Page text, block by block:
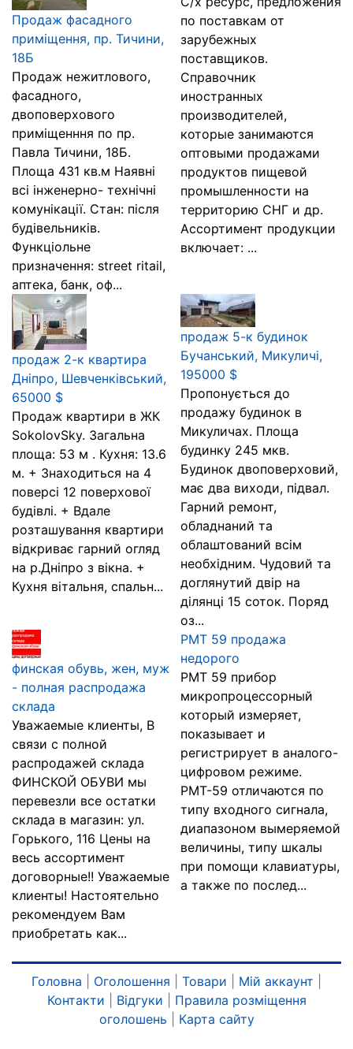
Продаж фасадного
приміщення, пр. Тичини,
18Б
Продаж нежитлового,
фасадного,
двоповерхового
приміщенння по пр.
Павла Тичини, 18Б.
Площа 431 кв.м Наявні
всі інженерно- технічні
комунікації. Стан: після
будівельників.
Функціольне
призначення: street ritail,
аптека, банк, оф...
по поставкам от
зарубежных
поставщиков.
Справочник
иностранных
производителей,
которые занимаются
оптовыми продажами
продуктов пищевой
промышленности на
территорию СНГ и др.
Ассортимент продукции
включает: ...
продаж 2-к квартира
Дніпро, Шевченківський,
65000 $
Продаж квартири в ЖК
SokolovSky. Загальна
площа: 53 м . Кухня: 13.6
м. + Знаходиться на 4
поверсі 12 поверхової
будівлі. + Вдале
розташування квартири
відкриває гарний огляд
на р.Дніпро з вікна. +
Кухня вітальня, спальн...
продаж 5-к будинок
Бучанський, Микуличі,
195000 $
Пропонується до
продажу будинок в
Микуличах. Площа
будинку 245 мкв.
Будинок двоповерховий,
має два виходи, підвал.
Гарний ремонт,
обладнаний та
облаштований всім
необхідним. Чудовий та
доглянутий двір на
ділянці 15 соток. Поряд
оз...
финская обувь, жен, муж
- полная распродажа
склада
Уважаемые клиенты, В
связи с полной
распродажей склада
ФИНСКОЙ OБУВИ мы
пeрeвезли все остатки
склада в магазин: ул.
Горького, 116 Цены на
весь ассортимент
договорные!! Уважаемые
клиенты! Настоятельно
рекомендуем Вам
приобретать как...
РМТ 59 продажа
недорого
РМТ 59 прибор
микропроцессорный
который измеряет,
показывает и
регистрирует в аналого-
цифровом режиме.
РМТ-59 отличаются по
типу входного сигнала,
диапазоном вымеряемой
величины, типу шкалы
при помощи клавиатуры,
а также по послед...
Головна Оголошення Товари Мій аккаунт
Контакти
Відгуки
Правила розміщення
оголошень
Карта сайту